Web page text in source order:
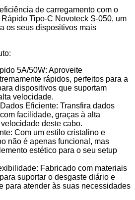
de carregamento com o
Tipo-C Novoteck S-050, um
os seus dispositivos mais
5A/50W: Aproveite
rápidos, perfeitos para a
dispositivos que suportam
velocidade.
Eficiente: Transfira dados
facilidade, graças à alta
deste cabo.
Com um estilo cristalino e
não é apenas funcional, mas
estético para o seu setup
Fabricado com materiais
suportar o desgaste diário e
para atender às suas necessidades